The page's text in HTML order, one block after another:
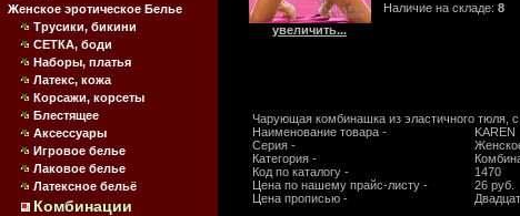
Женское эротическое Белье
Трусики, бикини
СЕТКА, боди
Наборы, платья
Латекс, кожа
Корсажи, корсеты
Блестящее
Аксессуары
Игровое белье
Лаковое белье
Латексное бельё
Комбинации
увеличить...
Наличие на складе: 8
Чарующая комбинашка из эластичного тюля,
Наименование товара -
KAREN
Серия -
Категория -
Код по каталогу -
1470
Цена по нашему прайс-листу -
26 руб.
Цена прописью -